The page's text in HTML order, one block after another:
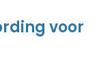
voor